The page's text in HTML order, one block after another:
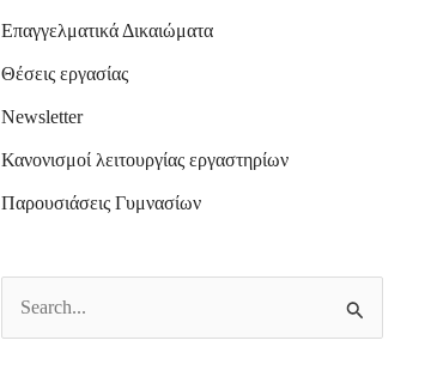
Επαγγελματικά Δικαιώματα
Θέσεις εργασίας
Newsletter
Κανονισμοί λειτουργίας εργαστηρίων
Παρουσιάσεις Γυμνασίων